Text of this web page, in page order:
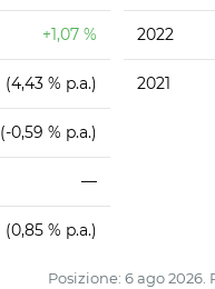
+1,07 %
(4,43 % p.a.)
(-0,59 % p.a.)
—
(0,85 % p.a.)
2022
2021
Posizione: 6 ago 2026.